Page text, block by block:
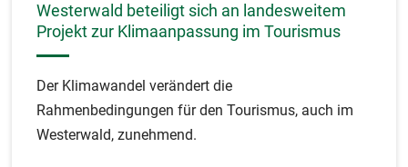
Westerwald beteiligt sich an landesweitem
Projekt zur Klimaanpassung im Tourismus
Der Klimawandel verändert die
Rahmenbedingungen für den Tourismus, auch im
Westerwald, zunehmend.